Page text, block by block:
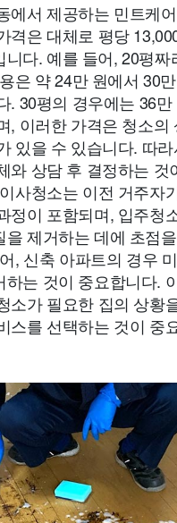
에서 제공하는 민트케
격은 대체로 평당
니다. 예를 들어, 20평짜
은 약 24만 원에서 30
. 30평의 경우에는 36
, 이러한 가격은 청소의
있을 수 있습니다. 따
와 상담 후 결정하는 것
사청소는 이전 거주자
정이 포함되며, 입주청
을 제거하는 데에 초점
, 신축 아파트의 경우
하는 것이 중요합니다.
소가 필요한 집의 상황
스를 선택하는 것이 중